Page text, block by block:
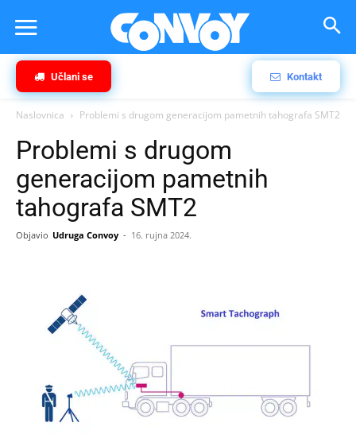
Učlani se Kontakt
Naslovnica Problemi s drugom generacijom pametnih tahografa SMT2
Problemi s drugom
generacijom pametnih
tahografa SMT2
Objavio Udruga Convoy - 16. rujna 2024.